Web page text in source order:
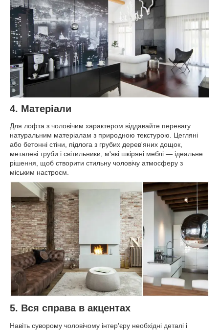
4. Матеріали
Для лофта з чоловічим характером віддавайте перевагу
натуральним матеріалам з природною текстурою. Цегляні
або бетонні стіни, підлога з грубих дерев'яних дощок,
металеві труби і світильники, м'які шкіряні меблі — ідеальне
рішення, щоб створити стильну чоловічу атмосферу з
міським настроєм.
5. Вся справа в акцентах
Навіть суворому чоловічому інтер'єру необхідні деталі і